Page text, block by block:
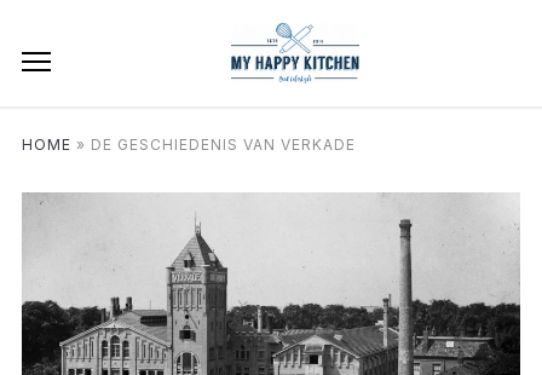
HOME » DE GESCHIEDENIS VAN VERKADE